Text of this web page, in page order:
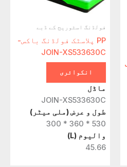
فولڈنگ اسٹوریج کے ڈبے
PP پلاسٹک فولڈنگ باکس-
JOIN-XS533630C
انکوائری
ماڈل
JOIN-XS533630C
طول و عرض (ملی میٹر)
530 * 360 * 300
والیوم (L)
45.66